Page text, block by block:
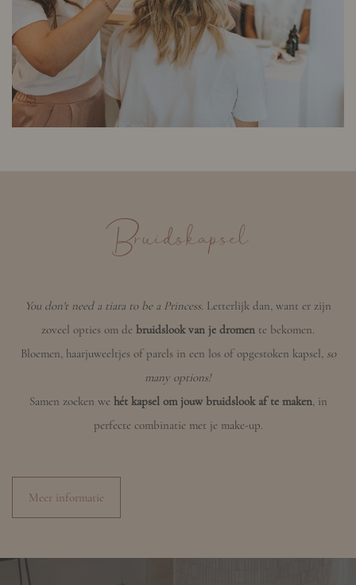
Bruidskapsel
You don't needa tiara to be a Princess. Letterlijk dan, want er zijn
zoveel opties om de bruidslook van je dromen te bekomen.
Bloemen, haarjuweeltjes of parels in een los of opgestoken kapsel, so
many options!
Samen zoeken we hét kapsel om jouw bruidslook af te maken, in
perfecte combinatie met je make-up.
Meer informatie